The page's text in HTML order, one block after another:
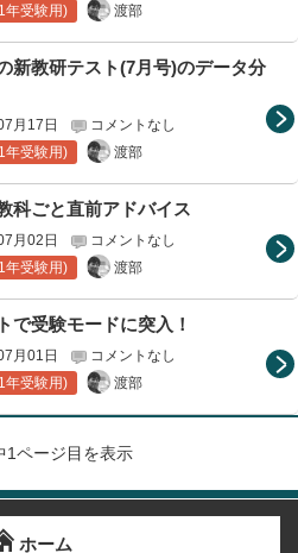
年受験用)
渡部
新教研テスト(7月号)のデータ分
月17日
コメントなし
年受験用)
渡部
科ごと直前アドバイス
月02日
コメントなし
年受験用)
渡部
で受験モードに突入！
月01日
コメントなし
年受験用)
渡部
1ページ目を表示
ホーム